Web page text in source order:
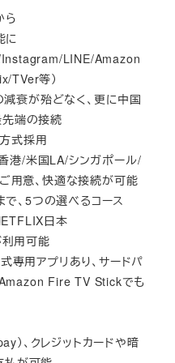
ら
に
LINE/Amazon
TVer等）
衰が殆どなく、更に中国
先端の接続
式採用
港/米国LA/シンガポール/
用意、快適な接続が可能
、5つの選べるコース
日本
用可能
用アプリあり、サードパ
Fire TV Stickでも
）、クレジットカードや暗